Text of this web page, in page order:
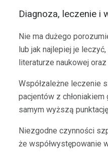
Diagnoza, leczenie i
Nie ma dużego
lub jak najlepiej je
literaturze naukowej
Współzależne leczenie
pacjentów z chłoniakiem
samym wyższą
Niezgodne czynności
że współwystępowanie